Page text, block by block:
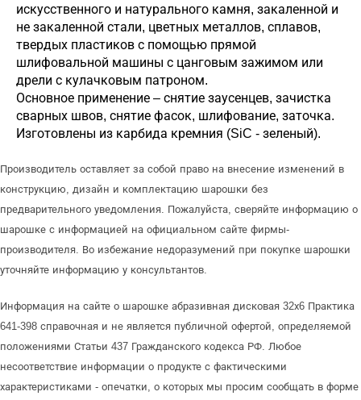
искусственного и натурального камня, закаленной и
не закаленной стали, цветных металлов, сплавов,
твердых пластиков с помощью прямой
шлифовальной машины с цанговым зажимом или
дрели с кулачковым патроном.
Основное применение – снятие заусенцев, зачистка
сварных швов, снятие фасок, шлифование, заточка.
Изготовлены из карбида кремния (SiC - зеленый).
Производитель оставляет за собой право на внесение изменений в
конструкцию, дизайн и комплектацию шарошки без
предварительного уведомления. Пожалуйста, сверяйте информацию о
шарошке с информацией на официальном сайте фирмы-
производителя. Во избежание недоразумений при покупке шарошки
уточняйте информацию у консультантов.
Информация на сайте о шарошке абразивная дисковая 32х6 Практика
641-398 справочная и не является публичной офертой, определяемой
положениями Статьи 437 Гражданского кодекса РФ. Любое
несоответствие информации о продукте с фактическими
характеристиками - опечатки, о которых мы просим сообщать в форме